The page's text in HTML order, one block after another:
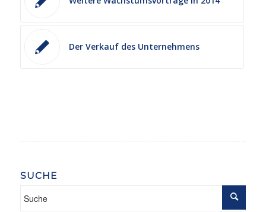
Der Verkauf des Unternehmens
SUCHE